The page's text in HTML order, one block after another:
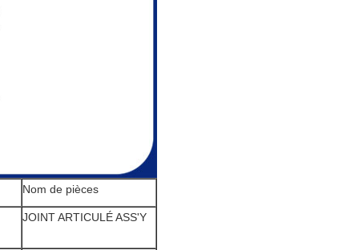
Nom de pièces
JOINT ARTICULÉ ASS'Y